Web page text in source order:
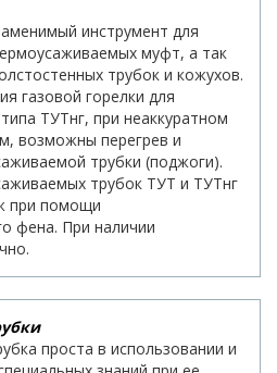
инструмент для
муфт, а так
трубок и кожухов.
газовой горелки для
ТУТнг, при неаккуратном
возможны перегрев и
трубки (поджоги).
трубок ТУТ и ТУТнг
при помощи
фена. При наличии
проста в использовании и